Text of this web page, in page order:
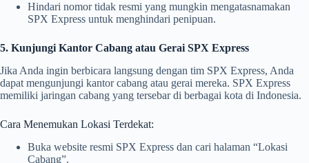
Hindari nomor tidak resmi yang mungkin mengatasnamakan
SPX Express untuk menghindari penipuan.
5. Kunjungi Kantor Cabang atau Gerai SPX Express
Jika Anda ingin berbicara langsung dengan tim SPX Express, Anda
dapat mengunjungi kantor cabang atau gerai mereka. SPX Express
memiliki jaringan cabang yang tersebar di berbagai kota di Indonesia.
Cara Menemukan Lokasi Terdekat:
Buka website resmi SPX Express dan cari halaman “Lokasi
Cabang”.